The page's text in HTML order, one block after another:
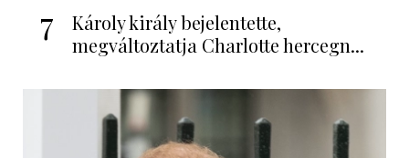
7
Károly király bejelentette,
megváltoztatja Charlotte hercegn...